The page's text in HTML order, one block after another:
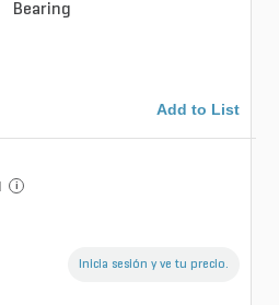
Bearing
Add to List
i
Inicia sesión y ve tu precio.